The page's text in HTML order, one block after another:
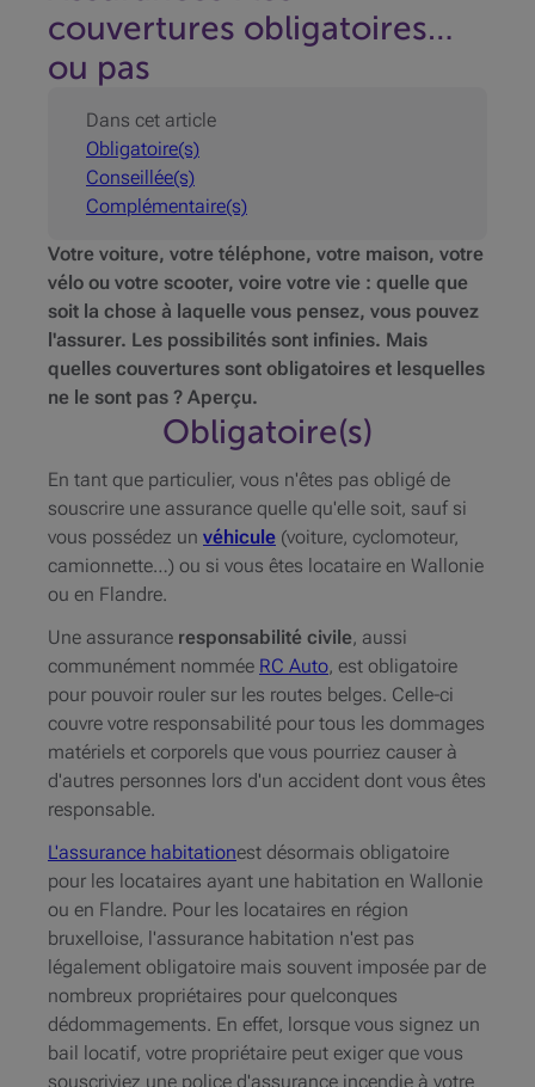
couvertures obligatoires…
ou pas
Dans cet article
Obligatoire(s)
Conseillée(s)
Complémentaire(s)
Votre voiture, votre téléphone, votre maison, votre
vélo ou votre scooter, voire votre vie : quelle que
soit la chose à laquelle vous pensez, vous pouvez
l'assurer. Les possibilités sont infinies. Mais
quelles couvertures sont obligatoires et lesquelles
ne le sont pas ? Aperçu.
Obligatoire(s)
En tant que particulier, vous n'êtes pas obligé de
souscrire une assurance quelle qu'elle soit, sauf si
vous possédez un véhicule (voiture, cyclomoteur,
camionnette…) ou si vous êtes locataire en Wallonie
ou en Flandre.
Une assurance responsabilité civile, aussi
communément nommée RC Auto, est obligatoire
pour pouvoir rouler sur les routes belges. Celle-ci
couvre votre responsabilité pour tous les dommages
matériels et corporels que vous pourriez causer à
d'autres personnes lors d'un accident dont vous êtes
responsable.
L'assurance habitationest désormais obligatoire
pour les locataires ayant une habitation en Wallonie
ou en Flandre. Pour les locataires en région
bruxelloise, l'assurance habitation n'est pas
légalement obligatoire mais souvent imposée par de
nombreux propriétaires pour quelconques
dédommagements. En effet, lorsque vous signez un
bail locatif, votre propriétaire peut exiger que vous
souscriviez une police d'assurance incendie à votre